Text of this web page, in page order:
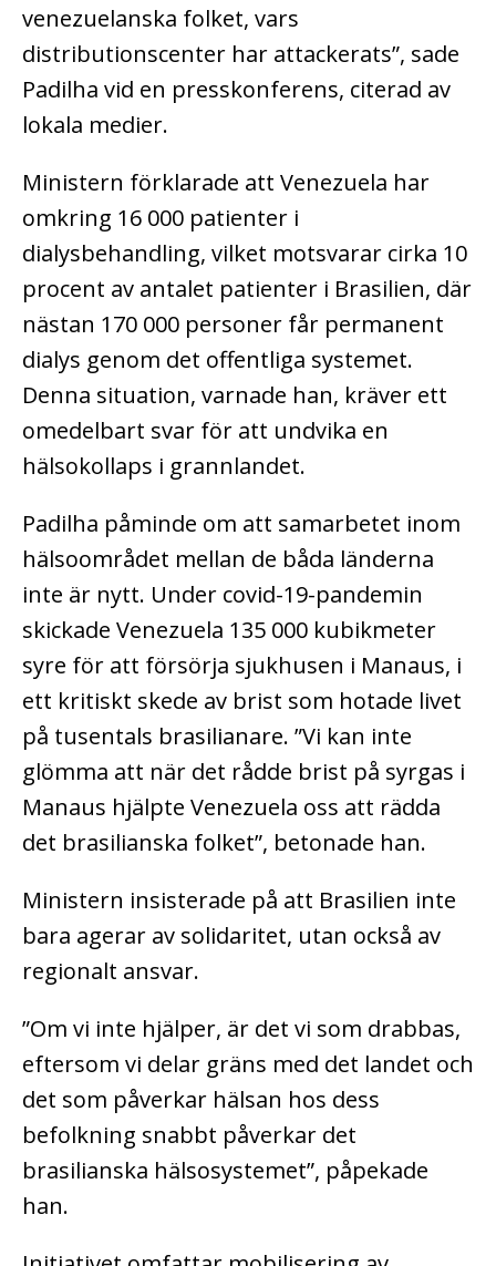
venezuelanska folket, vars
distributionscenter har attackerats”, sade
Padilha vid en presskonferens, citerad av
lokala medier.
Ministern förklarade att Venezuela har
omkring 16 000 patienter i
dialysbehandling, vilket motsvarar cirka 10
procent av antalet patienter i Brasilien, där
nästan 170 000 personer får permanent
dialys genom det offentliga systemet.
Denna situation, varnade han, kräver ett
omedelbart svar för att undvika en
hälsokollaps i grannlandet.
Padilha påminde om att samarbetet inom
hälsoområdet mellan de båda länderna
inte är nytt. Under covid-19-pandemin
skickade Venezuela 135 000 kubikmeter
syre för att försörja sjukhusen i Manaus, i
ett kritiskt skede av brist som hotade livet
på tusentals brasilianare. ”Vi kan inte
glömma att när det rådde brist på syrgas i
Manaus hjälpte Venezuela oss att rädda
det brasilianska folket”, betonade han.
Ministern insisterade på att Brasilien inte
bara agerar av solidaritet, utan också av
regionalt ansvar.
”Om vi inte hjälper, är det vi som drabbas,
eftersom vi delar gräns med det landet och
det som påverkar hälsan hos dess
befolkning snabbt påverkar det
brasilianska hälsosystemet”, påpekade
han.